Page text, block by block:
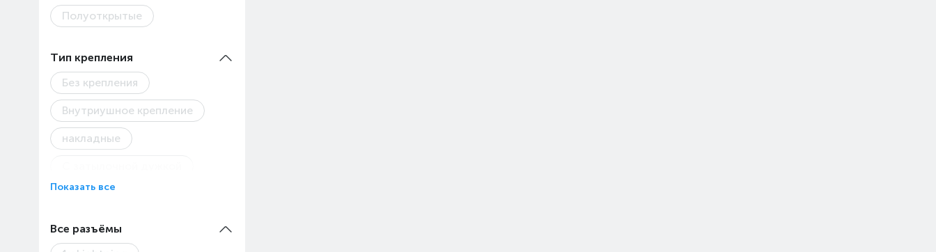
Полуоткрытые
Тип крепления
Без крепления
Внутриушное крепление
накладные
С креплением на ушах
С оголовьем
Показать все
Все разъёмы